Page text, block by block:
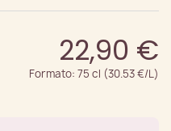
22,90 €
Formato: 75 cl (30.53 €/L)